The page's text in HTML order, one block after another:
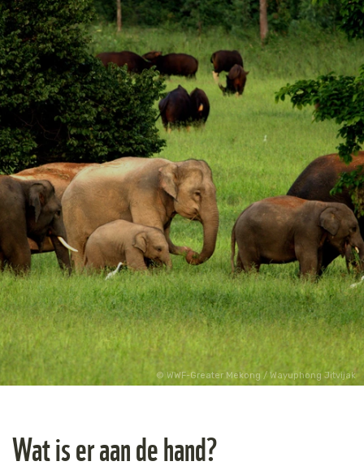
WWF-Greater Mekong / Wayuphong Jitvijak
Wat is er aan de hand?